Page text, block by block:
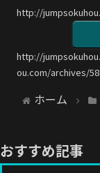
http://
http://
ou.com/archives/
ホーム
おすすめ記事